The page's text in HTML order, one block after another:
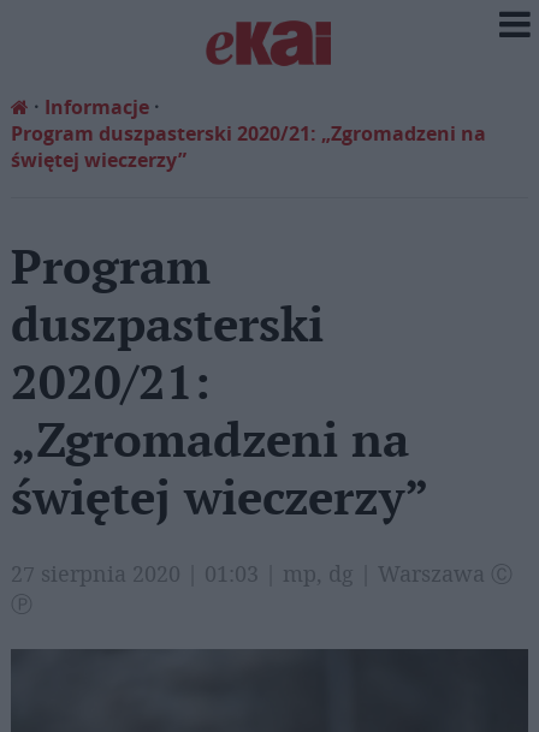
Informacje
Program duszpasterski 2020/21: „Zgromadzeni na
świętej wieczerzy”
Program
duszpasterski
2020/21:
„Zgromadzeni na
świętej wieczerzy”
27 sierpnia 2020 | 01:03 | mp, dg | Warszawa Ⓒ
Ⓟ